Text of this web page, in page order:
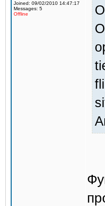
Joined: 09/02/2010 14:47:17
Messages: 5
Offline